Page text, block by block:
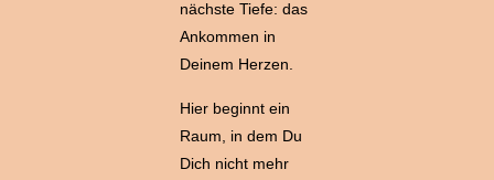
nächste Tiefe: das
Ankommen in
Deinem Herzen.
Hier beginnt ein
Raum, in dem Du
Dich nicht mehr